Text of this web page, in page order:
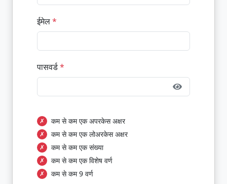
ईमेल*
पासवर्ड*
✗ कम से कम एक अपरकेस अक्षर
✗ कम से कम एक लोअरकेस अक्षर
✗ कम से कम एक संख्या
✗ कम से कम एक विशेष वर्ण
✗ कम से कम 9 वर्ण